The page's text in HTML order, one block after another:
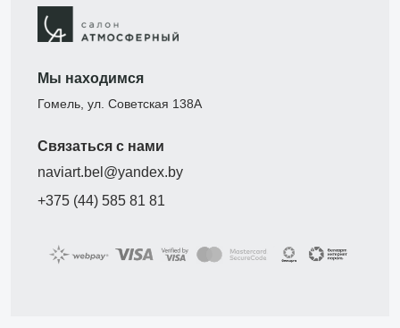
Мы находимся
Гомель, ул. Советская 138А
Связаться с нами
naviart.bel@yandex.by
+375 (44) 585 81 81